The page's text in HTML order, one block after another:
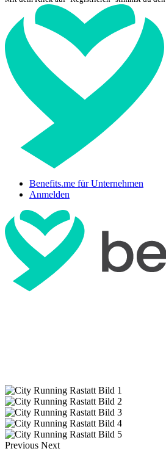
Benefits.me für Unternehmen
Anmelden
Previous Next